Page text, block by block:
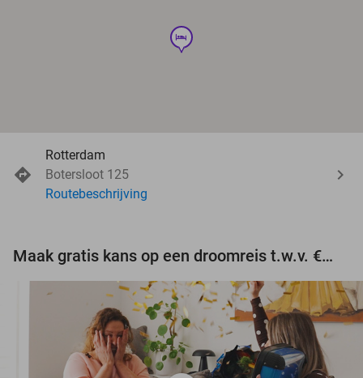
hotel
Rotterdam
Botersloot 125
Routebeschrijving
Maak gratis kans op een droomreis t.w.v. €3.000!